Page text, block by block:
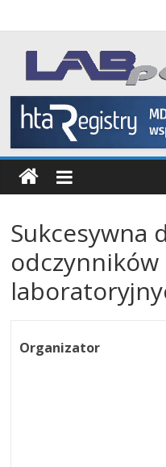
to
content
Laboratoria
Aparatura
Badania
Sukcesywna
Organizator